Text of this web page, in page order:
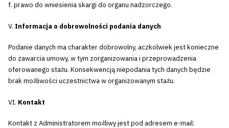
f. prawo do wniesienia skargi do organu nadzorczego.
V. Informacja o dobrowolności podania danych
Podanie danych ma charakter dobrowolny, aczkolwiek jest konieczne
do zawarcia umowy, w tym zorganizowania i przeprowadzenia
oferowanego stażu. Konsekwencją niepodania tych danych będzie
brak możliwości uczestnictwa w organizowanym stażu.
VI. Kontakt
Kontakt z Administratorem możliwy jest pod adresem e-mail: